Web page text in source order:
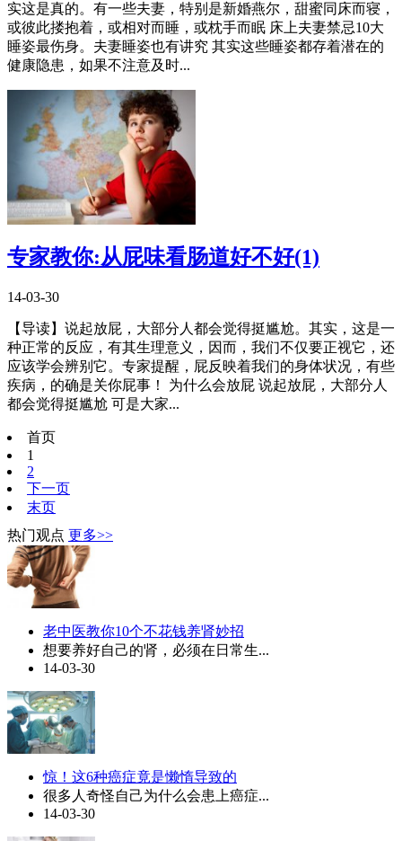
实这是真的。有一些夫妻，特别是新婚燕尔，甜蜜同床而寝，
或彼此搂抱着，或相对而睡，或枕手而眠 床上夫妻禁忌10大
睡姿最伤身。夫妻睡姿也有讲究 其实这些睡姿都存着潜在的
健康隐患，如果不注意及时...
专家教你:从屁味看肠道好不好(1)
14-03-30
【导读】说起放屁，大部分人都会觉得挺尴尬。其实，这是一
种正常的反应，有其生理意义，因而，我们不仅要正视它，还
应该学会辨别它。专家提醒，屁反映着我们的身体状况，有些
疾病，的确是关你屁事！ 为什么会放屁 说起放屁，大部分人
都会觉得挺尴尬 可是大家...
首页
1
2
下一页
末页
热门观点 更多>>
老中医教你10个不花钱养肾妙招
想要养好自己的肾，必须在日常生...
14-03-30
惊！这6种癌症竟是懒惰导致的
很多人奇怪自己为什么会患上癌症...
14-03-30